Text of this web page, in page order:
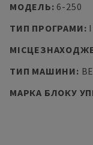
МОДЕЛЬ: 6-250
ТИП ПРОГРАМИ:
ТИП МАШИНИ:
МАРКА БЛОКУ